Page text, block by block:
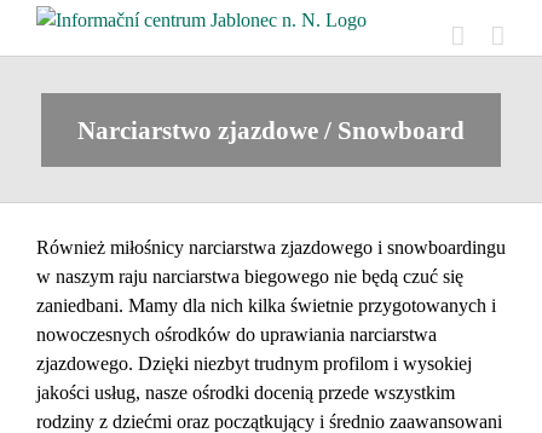
Narciarstwo zjazdowe / Snowboard
Również miłośnicy narciarstwa zjazdowego i snowboardingu
w naszym raju narciarstwa biegowego nie będą czuć się
zaniedbani. Mamy dla nich kilka świetnie przygotowanych i
nowoczesnych ośrodków do uprawiania narciarstwa
zjazdowego. Dzięki niezbyt trudnym profilom i wysokiej
jakości usług, nasze ośrodki docenią przede wszystkim
rodziny z dziećmi oraz początkujący i średnio zaawansowani